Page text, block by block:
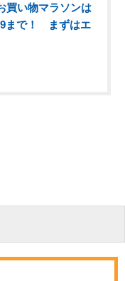
買い物マラソンは
まで！ まずはエ